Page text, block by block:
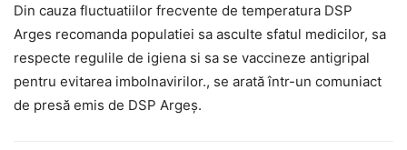
Din cauza fluctuatiilor frecvente de temperatura DSP
Arges recomanda populatiei sa asculte sfatul medicilor, sa
respecte regulile de igiena si sa se vaccineze antigripal
pentru evitarea imbolnavirilor., se arată într-un comuniact
de presă emis de DSP Argeș.